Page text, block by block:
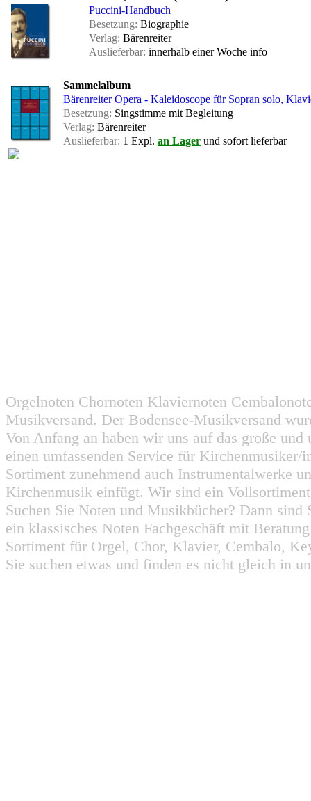
Puccini-Handbuch
Besetzung: Biographie
Verlag: Bärenreiter
Auslieferbar: innerhalb einer Woche info
Sammelalbum
Bärenreiter Opera - Kaleidoscope für Sopran solo,
Besetzung: Singstimme mit Begleitung
Verlag: Bärenreiter
Auslieferbar: 1 Expl. an Lager und sofort lieferbar
Orgelnoten Chornoten Klaviernoten
Musikversand. Der Bodensee-Musikversand
Von Anfang an haben wir uns auf das große
einen umfassenden Service für
Sortiment zunehmend auch Instrumentalwerke
Kirchenmusik einfügt. Wir sind ein
Suchen Sie Noten und Musikbücher? Dann
ein klassisches Noten Fachgeschäft mit
Sortiment für Orgel, Chor, Klavier, Cembalo,
Sie suchen etwas und finden es nicht gleich in